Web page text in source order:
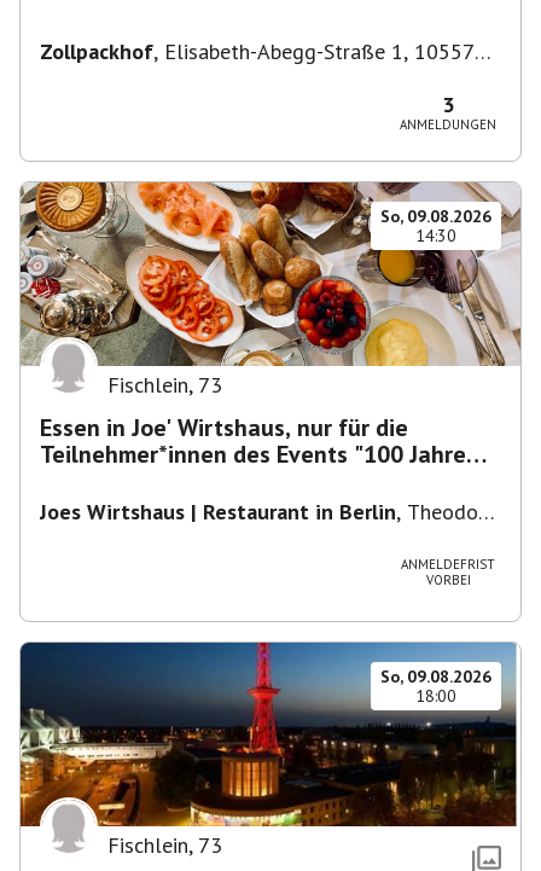
Zollpackhof, Elisabeth-Abegg-Straße 1, 10557
3
ANMELDUNGEN
So, 09.08.2026
14:30
Fischlein, 73
Essen in Joe' Wirtshaus, nur für die
Teilnehmer*innen des Events "100 Jahre
Joes Wirtshaus | Restaurant in Berlin, Theodor-
ANMELDEFRIST
VORBEI
So, 09.08.2026
18:00
Fischlein, 73